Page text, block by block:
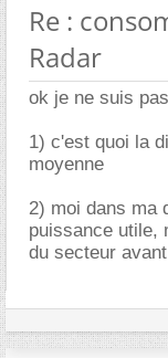
Re :
Radar
ok je ne suis
1) c'est quoi la
moyenne
2) moi dans ma
puissance utile,
du secteur